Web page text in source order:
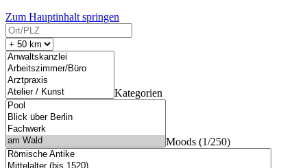
Zum Hauptinhalt springen
Kategorien
Moods (1/250)